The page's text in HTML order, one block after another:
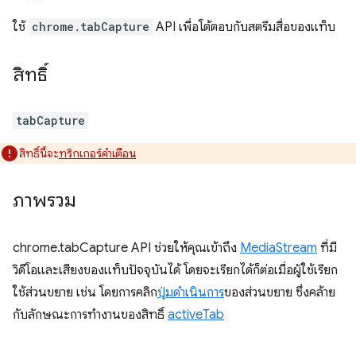
ใช้ chrome.tabCapture API เพื่อโต้ตอบกับสตรีมสื่อของแท็บ
สิทธิ์
tabCapture
สิทธิ์นี้จะทริกเกอร์คำเตือน
ภาพรวม
chrome.tabCapture API ช่วยให้คุณเข้าถึง MediaStream ที่มี
วิดีโอและเสียงของแท็บปัจจุบันได้ โดยจะเรียกได้ก็ต่อเมื่อผู้ใช้เรียก
ใช้ส่วนขยาย เช่น โดยการคลิกปุ่มดำเนินการของส่วนขยาย ซึ่งคล้าย
กับลักษณะการทำงานของสิทธิ์ activeTab